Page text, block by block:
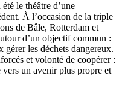
le théâtre d’une
À l’occasion de la triple
de Bâle, Rotterdam et
d’un objectif commun :
les déchets dangereux.
et volonté de coopérer :
vers un avenir plus propre et